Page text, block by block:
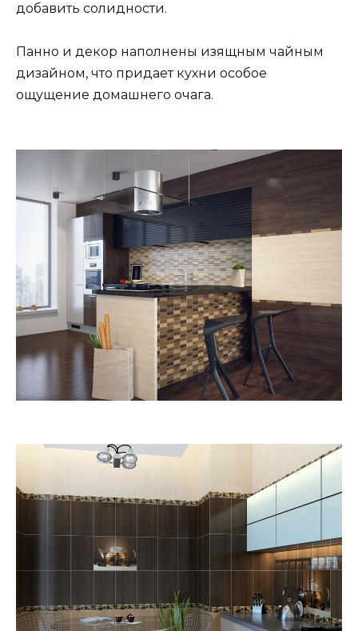
добавить солидности.
Панно и декор наполнены изящным чайным
дизайном, что придает кухни особое
ощущение домашнего очага.